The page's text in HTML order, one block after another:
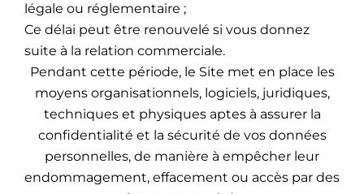
légale ou réglementaire ;
Ce délai peut être renouvelé si vous donnez
suite à la relation commerciale.
Pendant cette période, le Site met en place les
moyens organisationnels, logiciels, juridiques,
techniques et physiques aptes à assurer la
confidentialité et la sécurité de vos données
personnelles, de manière à empêcher leur
endommagement, effacement ou accès par des